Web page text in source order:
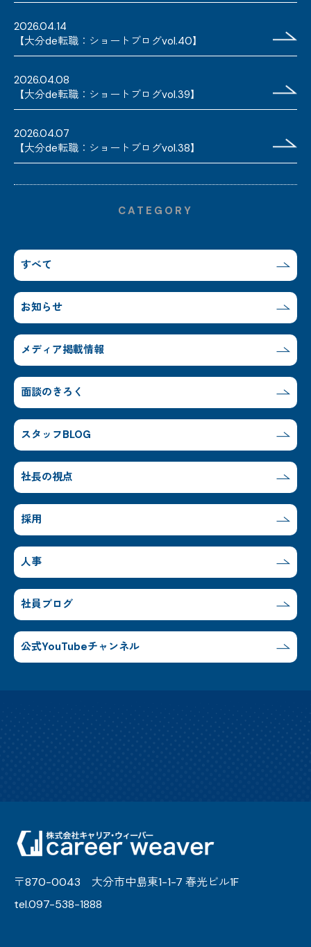
2026.04.14
【大分de転職：ショートブログvol.40】
2026.04.08
【大分de転職：ショートブログvol.39】
2026.04.07
【大分de転職：ショートブログvol.38】
CATEGORY
すべて
お知らせ
メディア掲載情報
面談のきろく
スタッフBLOG
社長の視点
採用
人事
社員ブログ
公式YouTubeチャンネル
〒870-0043 大分市中島東1-1-7 春光ビル1F
tel.097-538-1888